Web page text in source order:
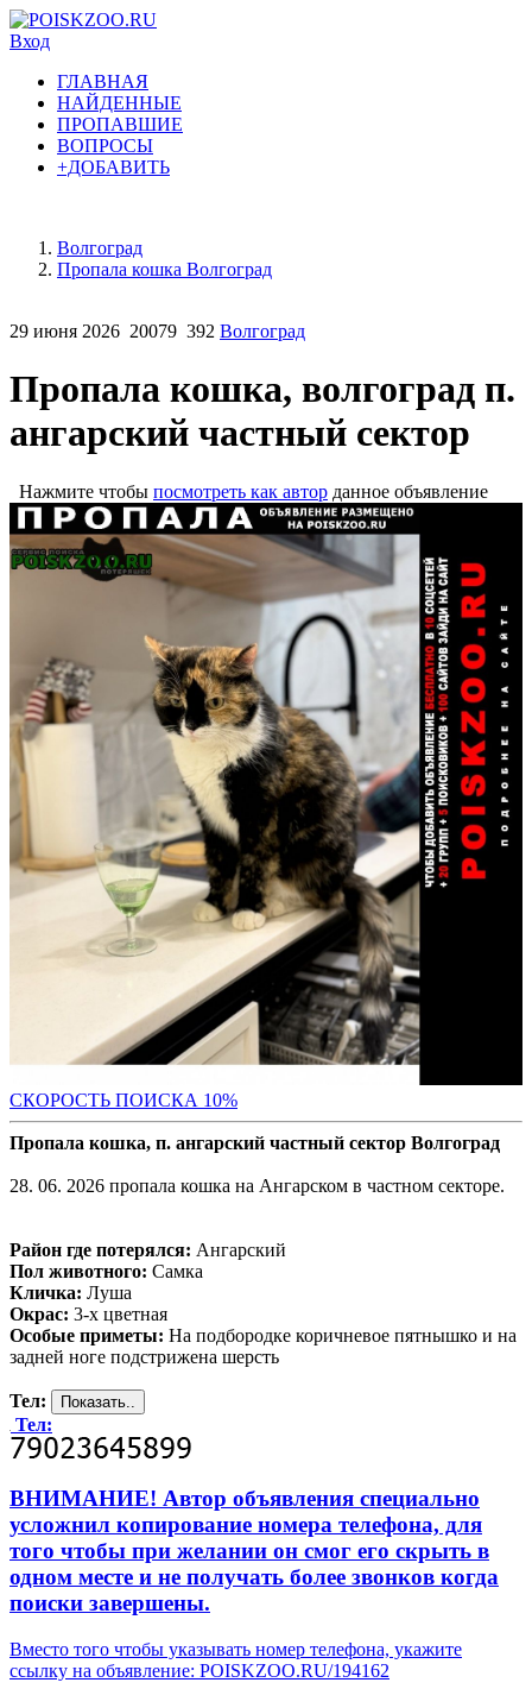
Вход
ГЛАВНАЯ
НАЙДЕННЫЕ
ПРОПАВШИЕ
ВОПРОСЫ
+ДОБАВИТЬ
Волгоград
Пропала кошка Волгоград
29 июня 2026 20079 392 Волгоград
Пропала кошка, волгоград п.
ангарский частный сектор
Нажмите чтобы посмотреть как автор данное объявление
СКОРОСТЬ ПОИСКА 10%
Пропала кошка, п. ангарский частный сектор Волгоград
28. 06. 2026 пропала кошка на Ангарском в частном секторе.
Район где потерялся: Ангарский
Пол животного: Самка
Кличка: Луша
Окрас: 3-х цветная
Особые приметы: На подбородке коричневое пятнышко и на
задней ноге подстрижена шерсть
Тел:
Тел:
ВНИМАНИЕ! Автор объявления специально
усложнил копирование номера телефона, для
того чтобы при желании он смог его скрыть в
одном месте и не получать более звонков когда
поиски завершены.
Вместо того чтобы указывать номер телефона, укажите
ссылку на объявление: POISKZOO.RU/194162